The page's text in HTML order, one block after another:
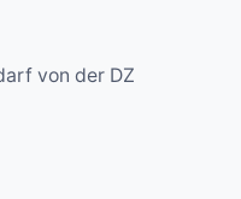
von der DZ